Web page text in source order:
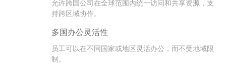
允许跨国公司在全球范围内统一访问和共享资源，支
持跨区域协作。
多国办公灵活性
员工可以在不同国家或地区灵活办公，而不受地域限
制。